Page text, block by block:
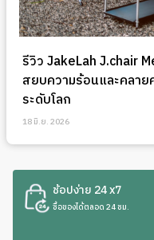
รีวิว JakeLah J.chair
สยบความร้อนและคลา
ระดับโลก
18 มิ.ย. 2026
ช้อปง่าย 24 x7
ซื้อของได้ตลอด 24 ชม.